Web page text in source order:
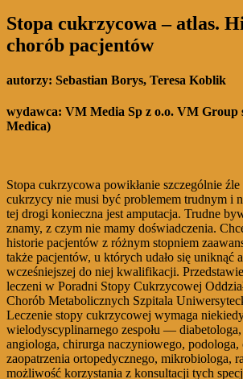
Stopa cukrzycowa – atlas.
chorób pacjentów
autorzy: Sebastian Borys, Teresa Koblik
wydawca: VM Media Sp z o.o. VM Group
Medica)
Stopa cukrzycowa powikłanie szczególnie
cukrzycy nie musi być problemem trudnym i
tej drogi konieczna jest amputacja. Trudne
znamy, z czym nie mamy doświadczenia.
historie pacjentów z różnym stopniem
także pacjentów, u których udało się uniknąć
wcześniejszej do niej kwalifikacji.
leczeni w Poradni Stopy Cukrzycowej
Chorób Metabolicznych Szpitala
Leczenie stopy cukrzycowej wymaga
wielodyscyplinarnego zespołu —
angiologa, chirurga naczyniowego,
zaopatrzenia ortopedycznego, mikrobiologa,
możliwość korzystania z konsultacji tych